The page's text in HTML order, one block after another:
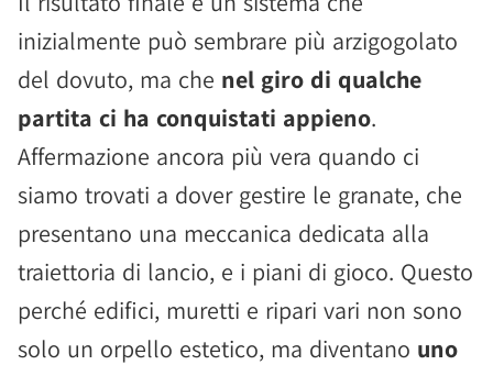
inizialmente può sembrare più arzigogolato
del dovuto, ma che nel giro di qualche
partita ci ha conquistati appieno.
Affermazione ancora più vera quando ci
siamo trovati a dover gestire le granate, che
presentano una meccanica dedicata alla
traiettoria di lancio, e i piani di gioco. Questo
perché edifici, muretti e ripari vari non sono
solo un orpello estetico, ma diventano uno